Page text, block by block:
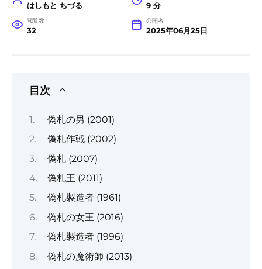
はしもと ちづる 9 分
閲覧数
32
公開者
2025年06月25日
目次
偽札の男 (2001)
偽札作戦 (2002)
偽札 (2007)
偽札王 (2011)
偽札製造者 (1961)
偽札の女王 (2016)
偽札製造者 (1996)
偽札の魔術師 (2013)